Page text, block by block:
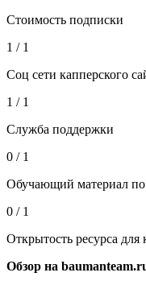
Стоимость подписки
1 / 1
Соц сети капперского
1 / 1
Служба поддержки
0 / 1
Обучающий материал по
0 / 1
Открытость ресурса для
Обзор на